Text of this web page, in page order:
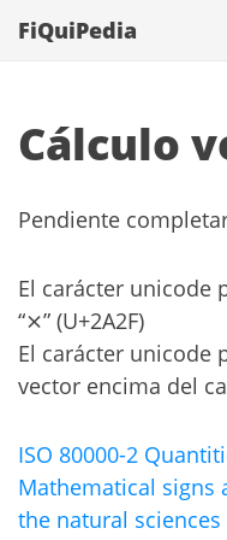
FiQuiPedia
Cálculo
Pendiente
El carácter unicode
“⨯” (U+2A2F)
El carácter unicode
vector encima del
ISO 80000-2
Mathematical signs
the natural